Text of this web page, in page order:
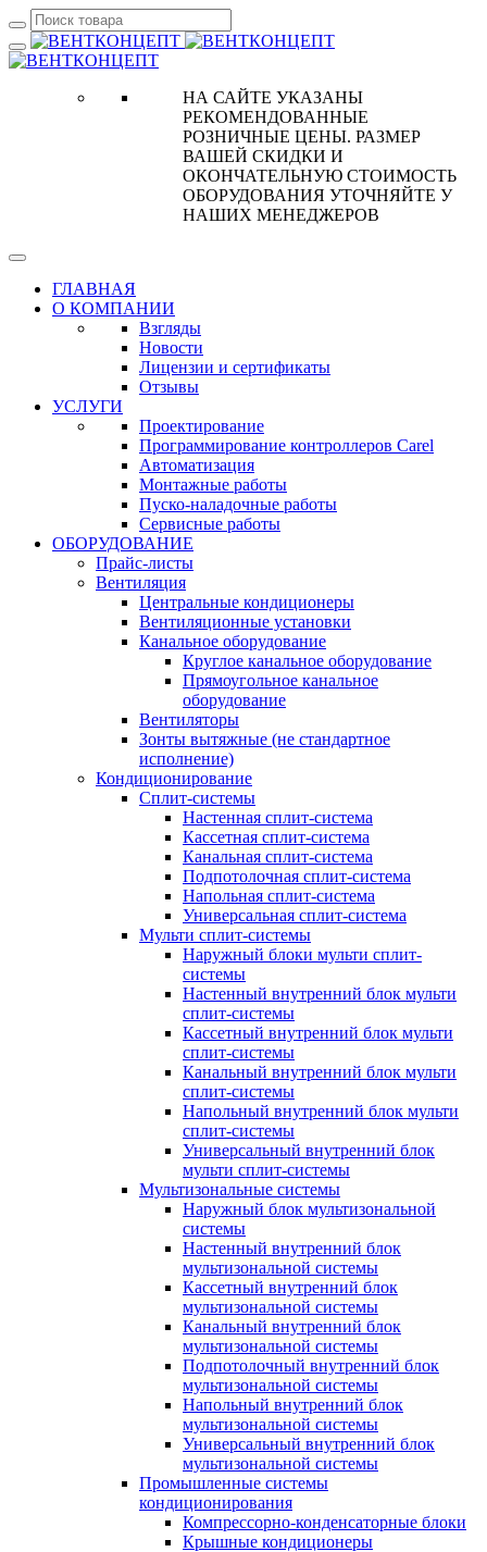
НА САЙТЕ УКАЗАНЫ
РЕКОМЕНДОВАННЫЕ
РОЗНИЧНЫЕ ЦЕНЫ. РАЗМЕР
ВАШЕЙ СКИДКИ И
ОКОНЧАТЕЛЬНУЮ СТОИМОСТЬ
ОБОРУДОВАНИЯ УТОЧНЯЙТЕ У
НАШИХ МЕНЕДЖЕРОВ
ГЛАВНАЯ
О КОМПАНИИ
Взгляды
Новости
Лицензии и сертификаты
Отзывы
УСЛУГИ
Проектирование
Программирование контроллеров Carel
Автоматизация
Монтажные работы
Пуско-наладочные работы
Сервисные работы
ОБОРУДОВАНИЕ
Прайс-листы
Вентиляция
Центральные кондиционеры
Вентиляционные установки
Канальное оборудование
Круглое канальное оборудование
Прямоугольное канальное
оборудование
Вентиляторы
Зонты вытяжные (не стандартное
исполнение)
Кондиционирование
Сплит-системы
Настенная сплит-система
Кассетная сплит-система
Канальная сплит-система
Подпотолочная сплит-система
Напольная сплит-система
Универсальная сплит-система
Мульти сплит-системы
Наружный блоки мульти сплит-
системы
Настенный внутренний блок мульти
сплит-системы
Кассетный внутренний блок мульти
сплит-системы
Канальный внутренний блок мульти
сплит-системы
Напольный внутренний блок мульти
сплит-системы
Универсальный внутренний блок
мульти сплит-системы
Мультизональные системы
Наружный блок мультизональной
системы
Настенный внутренний блок
мультизональной системы
Кассетный внутренний блок
мультизональной системы
Канальный внутренний блок
мультизональной системы
Подпотолочный внутренний блок
мультизональной системы
Напольный внутренний блок
мультизональной системы
Универсальный внутренний блок
мультизональной системы
Промышленные системы
кондиционирования
Компрессорно-конденсаторные блоки
Крышные кондиционеры